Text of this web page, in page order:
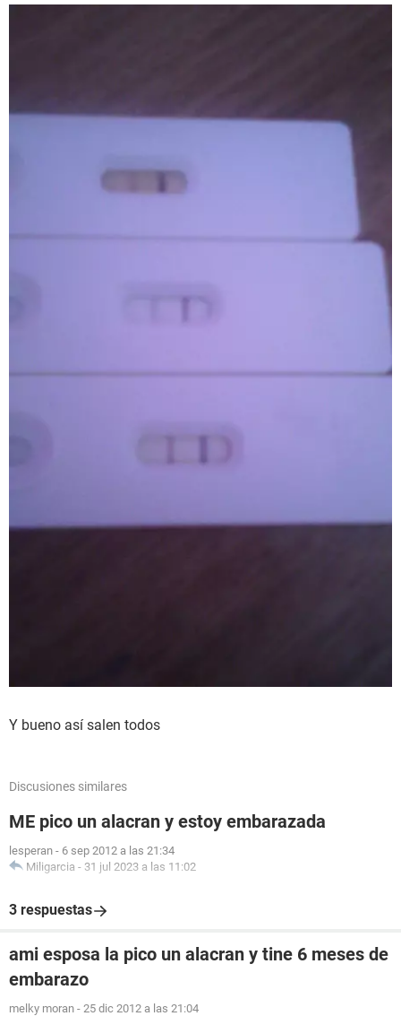
Y bueno así salen todos
Discusiones similares
ME pico un alacran y estoy embarazada
lesperan - 6 sep 2012 a las 21:34
Miligarcia - 31 jul 2023 a las 11:02
3 respuestas
ami esposa la pico un alacran y tine 6 meses de
embarazo
melky moran - 25 dic 2012 a las 21:04